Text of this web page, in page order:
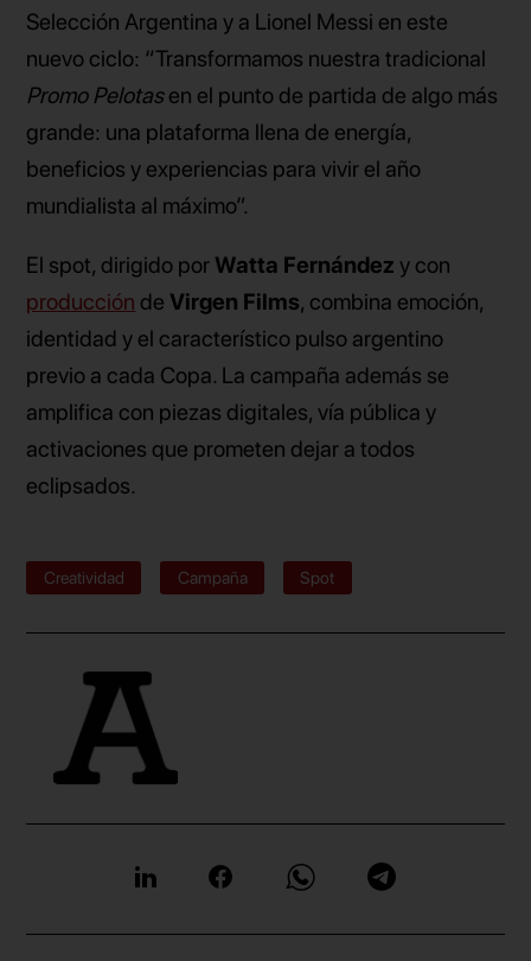
Selección Argentina y a Lionel Messi en este
nuevo ciclo: “Transformamos nuestra tradicional
Promo Pelotasen el punto de partida de algo más
grande: una plataforma llena de energía,
beneficios y experiencias para vivir el año
mundialista al máximo”.
El spot, dirigido por Watta Fernández y con
producción de Virgen Films, combina emoción,
identidad y el característico pulso argentino
previo a cada Copa. La campaña además se
amplifica con piezas digitales, vía pública y
activaciones que prometen dejar a todos
eclipsados.
Creatividad Campaña Spot